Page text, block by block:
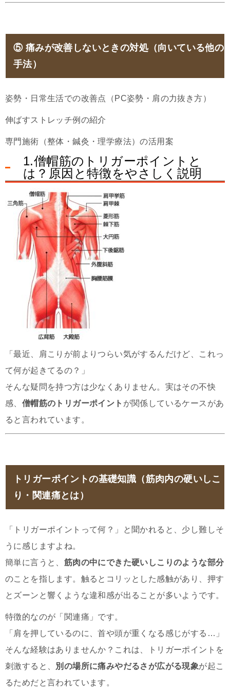
⑤ 痛みが改善しないときの対処（向いている他の
手法）
姿勢・日常生活での改善点（PC姿勢・肩の力抜き方）
伸ばすストレッチ例の紹介
専門施術（整体・鍼灸・理学療法）の活用案
1.僧帽筋のトリガーポイントと
は？原因と特徴をやさしく説明
「最近、肩こりが前よりつらい気がするんだけど、これっ
て何が起きてるの？」
そんな疑問を持つ方は少なくありません。実はその不快
感、 僧帽筋のトリガーポイント が関係しているケースがあ
ると言われています。
トリガーポイントの基礎知識（筋肉内の硬いしこ
り・関連痛とは）
「トリガーポイントって何？」と聞かれると、少し難しそ
うに感じますよね。
簡単に言うと、 筋肉の中にできた硬いしこりのような部分
のことを指します。触るとコリッとした感触があり、押す
とズーンと響くような違和感が出ることが多いようです。
特徴的なのが「関連痛」です。
「肩を押しているのに、首や頭が重くなる感じがする…」
そんな経験はありませんか？これは、トリガーポイントを
刺激すると、 別の場所に痛みやだるさが広がる現象が起こ
るためだと言われています。